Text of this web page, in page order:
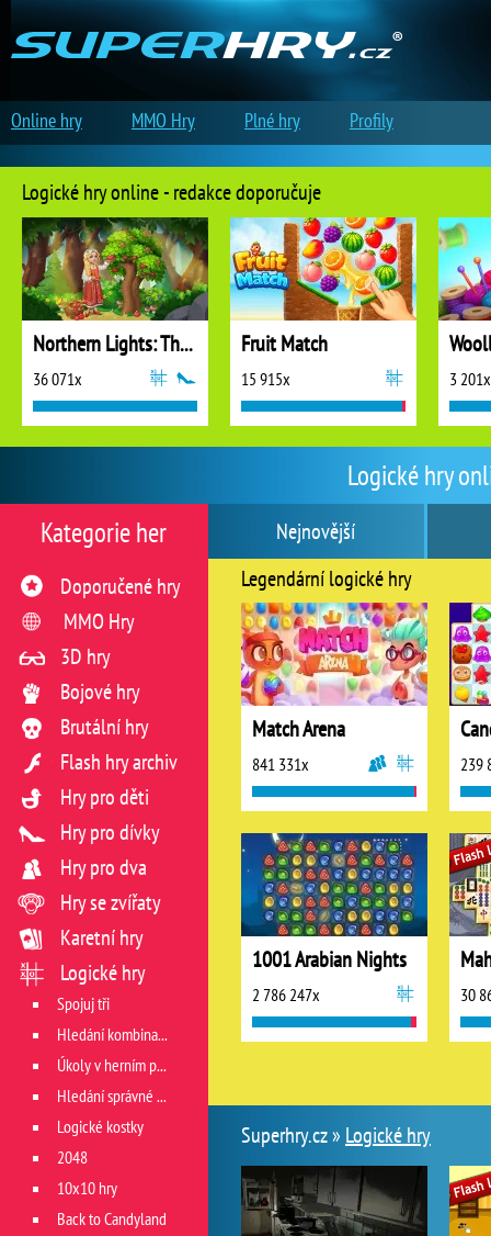
Logické hry
Nejnovější
Legendární logické hry
Match Arena
841 331x 239
1001 Arabian Nights
2 786 247x 30
Superhry.cz » Logické hry
Kategorie her
Doporučené hry
MMO Hry
3D hry
Bojové hry
Brutální hry
Flash hry archiv
Hry pro děti
Hry pro dívky
Hry pro dva
Hry se zvířaty
Karetní hry
Logické hry
Spojuj tři
Hledání kombinace
Úkoly v herním poli
Hledání správné cesty
Logické kostky
2048
10x10 hry
Back to Candyland
Logické hry online - redakce doporučuje
Northern Lights: The Secret of the Forest
36 071x
Fruit Match
15 915x 3 201x
Online hry MMO Hry Plné hry Profily